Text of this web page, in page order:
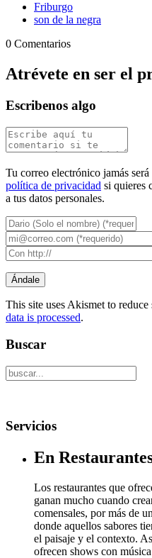
Friburgo
son de la negra
0 Comentarios
Atrévete en ser el
Escribenos algo
Tu correo electrónico jamás
política de privacidad si quieres
a tus datos personales.
This site uses Akismet to reduce
data is processed.
Buscar
Servicios
En
Los restaurantes que
ganan mucho cuando
comensales, por más de
donde aquellos sabores
el paisaje y el contexto.
ofrecen shows con